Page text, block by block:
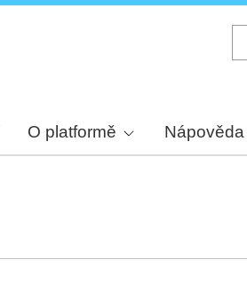
O platformě Nápověda